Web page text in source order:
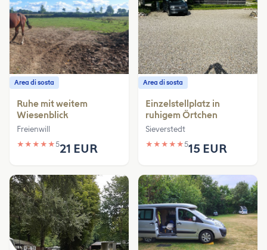
Area di sosta
Ruhe mit weitem
Wiesenblick
Freienwill
★ ★ ★ ★ ★521 EUR
Area di sosta
Einzelstellplatz in
ruhigem Örtchen
Sieverstedt
★ ★ ★ ★ ★515 EUR